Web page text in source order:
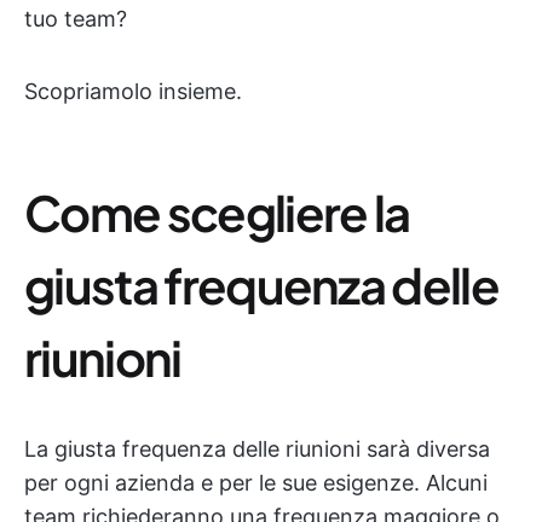
tuo team?
Scopriamolo insieme.
Come scegliere la
giusta frequenza delle
riunioni
La giusta frequenza delle riunioni sarà diversa
per ogni azienda e per le sue esigenze. Alcuni
team richiederanno una frequenza maggiore o